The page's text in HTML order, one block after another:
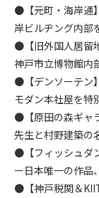
●【元町・海岸通
岸ビルヂング内部
●【旧外国人居留
神戸市立博物館内
●【デンソーテン
モダン本社屋を特
●【原田の森ギャ
先生と村野建築の
●【フィッシュダ
ー日本唯一の作品
●【神戸税関＆